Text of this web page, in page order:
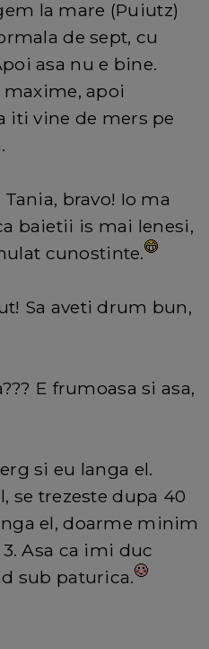
la mare (Puiutz)
de sept, cu
asa nu e bine.
maxime, apoi
iti vine de mers pe
bravo! Io ma
baietii is mai lenesi,
cunostinte.
Sa aveti drum bun,
E frumoasa si asa,
si eu langa el.
se trezeste dupa 40
el, doarme minim
Asa ca imi duc
sub paturica.